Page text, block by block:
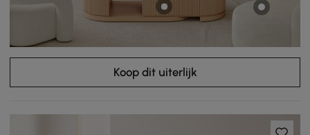
Koop dit uiterlijk